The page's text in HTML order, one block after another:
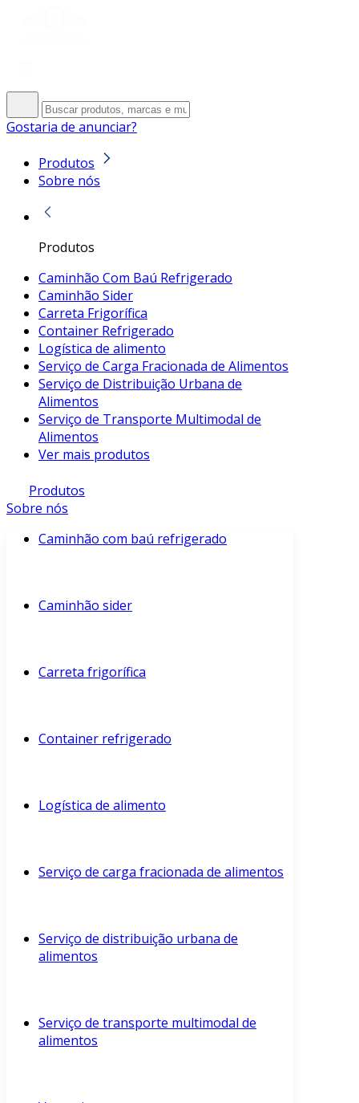
Gostaria de anunciar?
Produtos
Sobre nós
Produtos
Caminhão Com Baú Refrigerado
Caminhão Sider
Carreta Frigorífica
Container Refrigerado
Logística de alimento
Serviço de Carga Fracionada de Alimentos
Serviço de Distribuição Urbana de
Alimentos
Serviço de Transporte Multimodal de
Alimentos
Ver mais produtos
Produtos
Sobre nós
Caminhão com baú refrigerado
Caminhão sider
Carreta frigorífica
Container refrigerado
Logística de alimento
Serviço de carga fracionada de alimentos
Serviço de distribuição urbana de
alimentos
Serviço de transporte multimodal de
alimentos